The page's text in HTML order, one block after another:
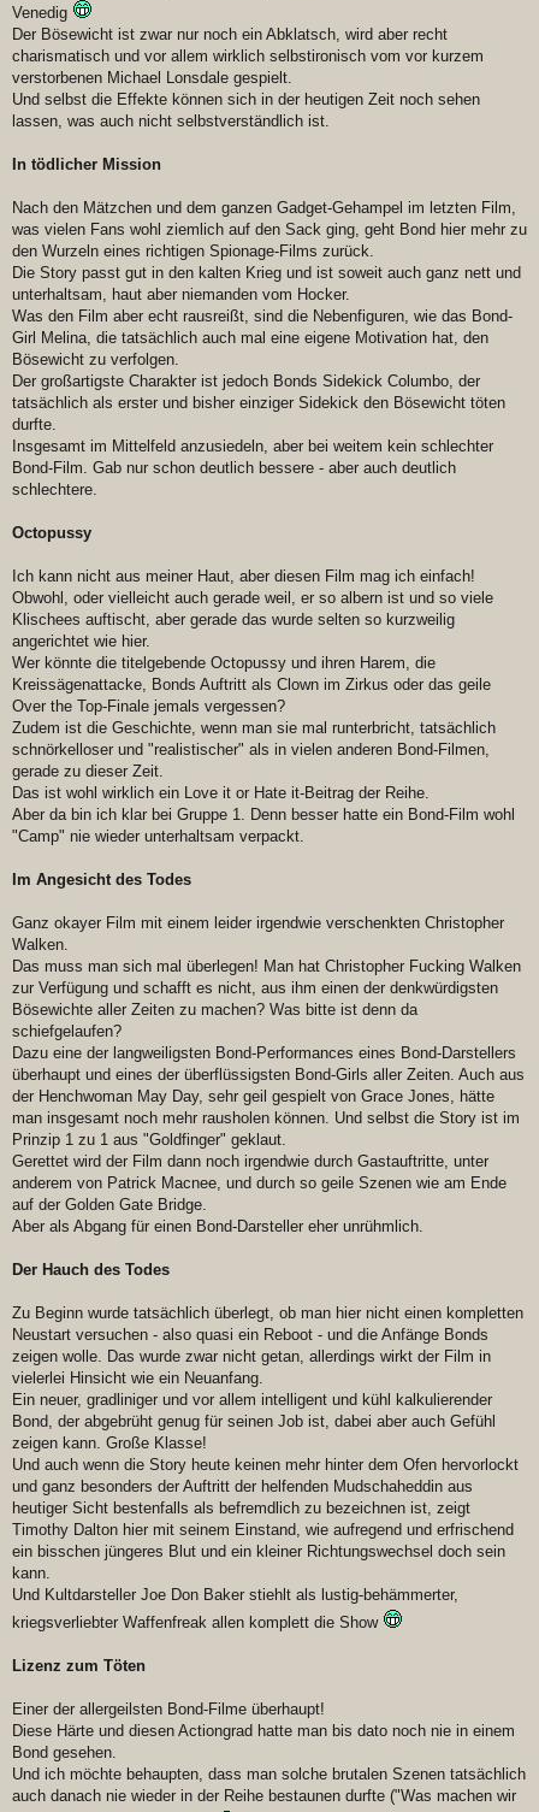
Venedig
Der Bösewicht ist zwar nur noch ein Abklatsch, wird aber recht
charismatisch und vor allem wirklich selbstironisch vom vor kurzem
verstorbenen Michael Lonsdale gespielt.
Und selbst die Effekte können sich in der heutigen Zeit noch sehen
lassen, was auch nicht selbstverständlich ist.
In tödlicher Mission
Nach den Mätzchen und dem ganzen Gadget-Gehampel im letzten Film,
was vielen Fans wohl ziemlich auf den Sack ging, geht Bond hier mehr zu
den Wurzeln eines richtigen Spionage-Films zurück.
Die Story passt gut in den kalten Krieg und ist soweit auch ganz nett und
unterhaltsam, haut aber niemanden vom Hocker.
Was den Film aber echt rausreißt, sind die Nebenfiguren, wie das Bond-
Girl Melina, die tatsächlich auch mal eine eigene Motivation hat, den
Bösewicht zu verfolgen.
Der großartigste Charakter ist jedoch Bonds Sidekick Columbo, der
tatsächlich als erster und bisher einziger Sidekick den Bösewicht töten
durfte.
Insgesamt im Mittelfeld anzusiedeln, aber bei weitem kein schlechter
Bond-Film. Gab nur schon deutlich bessere - aber auch deutlich
schlechtere.
Octopussy
Ich kann nicht aus meiner Haut, aber diesen Film mag ich einfach!
Obwohl, oder vielleicht auch gerade weil, er so albern ist und so viele
Klischees auftischt, aber gerade das wurde selten so kurzweilig
angerichtet wie hier.
Wer könnte die titelgebende Octopussy und ihren Harem, die
Kreissägenattacke, Bonds Auftritt als Clown im Zirkus oder das geile
Over the Top-Finale jemals vergessen?
Zudem ist die Geschichte, wenn man sie mal runterbricht, tatsächlich
schnörkelloser und "realistischer" als in vielen anderen Bond-Filmen,
gerade zu dieser Zeit.
Das ist wohl wirklich ein Love it or Hate it-Beitrag der Reihe.
Aber da bin ich klar bei Gruppe 1. Denn besser hatte ein Bond-Film wohl
"Camp" nie wieder unterhaltsam verpackt.
Im Angesicht des Todes
Ganz okayer Film mit einem leider irgendwie verschenkten Christopher
Walken.
Das muss man sich mal überlegen! Man hat Christopher Fucking Walken
zur Verfügung und schafft es nicht, aus ihm einen der denkwürdigsten
Bösewichte aller Zeiten zu machen? Was bitte ist denn da
schiefgelaufen?
Dazu eine der langweiligsten Bond-Performances eines Bond-Darstellers
überhaupt und eines der überflüssigsten Bond-Girls aller Zeiten. Auch aus
der Henchwoman May Day, sehr geil gespielt von Grace Jones, hätte
man insgesamt noch mehr rausholen können. Und selbst die Story ist im
Prinzip 1 zu 1 aus "Goldfinger" geklaut.
Gerettet wird der Film dann noch irgendwie durch Gastauftritte, unter
anderem von Patrick Macnee, und durch so geile Szenen wie am Ende
auf der Golden Gate Bridge.
Aber als Abgang für einen Bond-Darsteller eher unrühmlich.
Der Hauch des Todes
Zu Beginn wurde tatsächlich überlegt, ob man hier nicht einen kompletten
Neustart versuchen - also quasi ein Reboot - und die Anfänge Bonds
zeigen wolle. Das wurde zwar nicht getan, allerdings wirkt der Film in
vielerlei Hinsicht wie ein Neuanfang.
Ein neuer, gradliniger und vor allem intelligent und kühl kalkulierender
Bond, der abgebrüht genug für seinen Job ist, dabei aber auch Gefühl
zeigen kann. Große Klasse!
Und auch wenn die Story heute keinen mehr hinter dem Ofen hervorlockt
und ganz besonders der Auftritt der helfenden Mudschaheddin aus
heutiger Sicht bestenfalls als befremdlich zu bezeichnen ist, zeigt
Timothy Dalton hier mit seinem Einstand, wie aufregend und erfrischend
ein bisschen jüngeres Blut und ein kleiner Richtungswechsel doch sein
kann.
Und Kultdarsteller Joe Don Baker stiehlt als lustig-behämmerter,
kriegsverliebter Waffenfreak allen komplett die Show
Lizenz zum Töten
Einer der allergeilsten Bond-Filme überhaupt!
Diese Härte und diesen Actiongrad hatte man bis dato noch nie in einem
Bond gesehen.
Und ich möchte behaupten, dass man solche brutalen Szenen tatsächlich
auch danach nie wieder in der Reihe bestaunen durfte ("Was machen wir